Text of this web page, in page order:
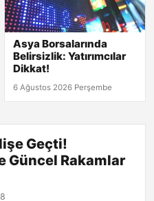
Asya Borsalarında
Belirsizlik: Yatırımcılar
Dikkat!
6 Ağustos 2026 Perşembe
Geçti!
Güncel Rakamlar